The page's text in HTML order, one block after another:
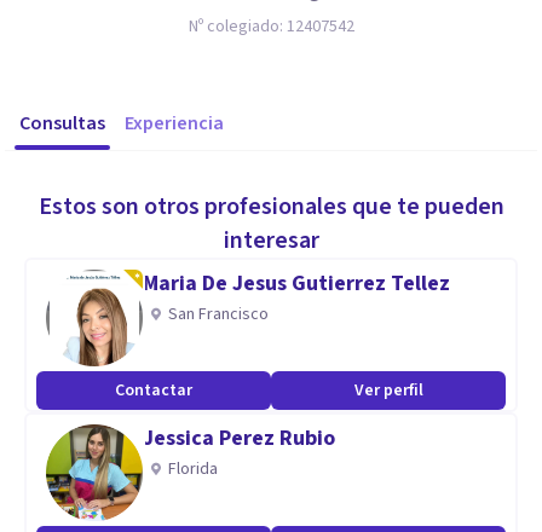
Nº colegiado: 12407542
Consultas Experiencia
Estos son otros profesionales que te pueden
interesar
Maria De Jesus Gutierrez Tellez
San Francisco
Contactar Ver perfil
Jessica Perez Rubio
Florida